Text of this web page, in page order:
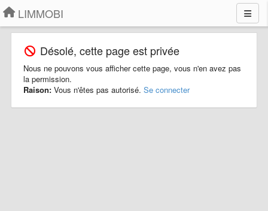
LIMMOBI
Désolé, cette page est privée
Nous ne pouvons vous afficher cette page, vous n'en avez pas
la permission.
Raison: Vous n'êtes pas autorisé. Se connecter